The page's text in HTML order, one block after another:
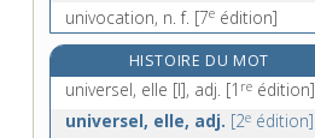
univocation, n. f. [7e édition]
univocité, n. f.
univoque, adj.
untel, unetelle, pr. indéf. sing.
HISTOIRE DU MOT
universel, elle [I], adj. [1 re édition]
universel, elle, adj. [2e édition]